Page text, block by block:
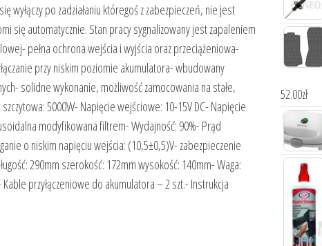
wyłączy po zadziałaniu któregoś z zabezpieczeń, nie jest
się automatycznie. Stan pracy sygnalizowany jest zapaleniem
pełna ochrona wejścia i wyjścia oraz przeciążeniowa-
przy niskim poziomie akumulatora- wbudowany
solidne wykonanie, możliwość zamocowania na stałe,
5000W- Napięcie wejściowe: 10-15V DC- Napięcie
modyfikowana filtrem- Wydajność: 90%- Prąd
o niskim napięciu wejścia: (10,5±0,5)V- zabezpieczenie
290mm szerokość: 172mm wysokość: 140mm- Waga:
Kable przyłączeniowe do akumulatora – 2 szt.- Instrukcja
52.00zł